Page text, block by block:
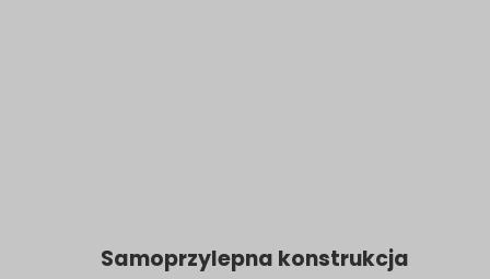
Samoprzylepna konstrukcja